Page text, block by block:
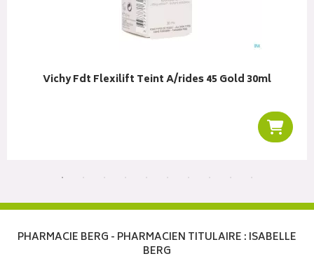
Vichy Fdt Flexilift Teint A/rides 45 Gold 30ml
PHARMACIE BERG - PHARMACIEN TITULAIRE : ISABELLE
BERG